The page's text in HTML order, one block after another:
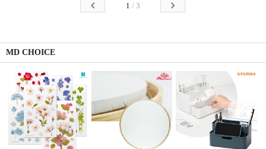
1 / 3
MD CHOICE